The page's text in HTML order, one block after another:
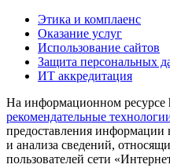
Этика и комплаенс
Оказание услуг
Использование сайтов
Защита персональных
ИТ аккредитация
На информационном ресурсе
рекомендательные
предоставления информации
и анализа сведений,
пользователей сети